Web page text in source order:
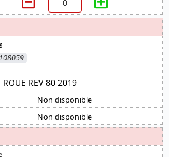
ROUE REV 80 2019
Non disponible
Non disponible